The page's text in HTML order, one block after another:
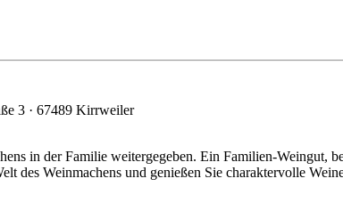
3 · 67489 Kirrweiler
in der Familie weitergegeben. Ein Familien-Weingut,
des Weinmachens und genießen Sie charaktervolle